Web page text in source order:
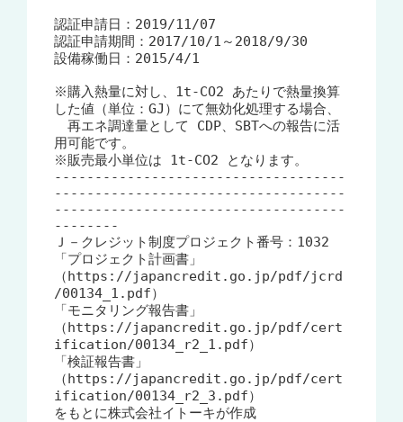
認証申請日：2019/11/07
認証申請期間：2017/10/1～2018/9/30
設備稼働日：2015/4/1
※購入熱量に対し、1t-CO2 あたりで熱量換算
した値（単位：GJ）にて無効化処理する場合、
再エネ調達量として CDP、SBTへの報告に活
用可能です。
※販売最小単位は 1t-CO2 となります。
------------------------------------
------------------------------------
------------------------------------
--------
Ｊ－クレジット制度プロジェクト番号：1032
「プロジェクト計画書」
（https://japancredit.go.jp/pdf/jcrd
/00134_1.pdf）
「モニタリング報告書」
（https://japancredit.go.jp/pdf/cert
ification/00134_r2_1.pdf）
「検証報告書」
（https://japancredit.go.jp/pdf/cert
ification/00134_r2_3.pdf）
をもとに株式会社イトーキが作成